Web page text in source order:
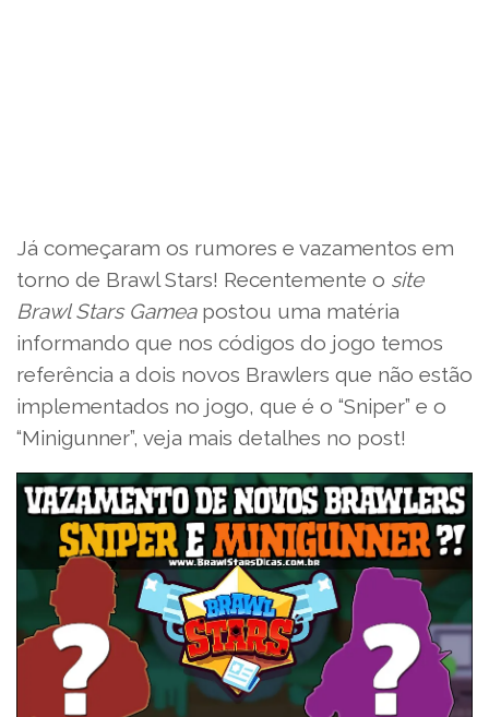
Já começaram os rumores e vazamentos em
torno de Brawl Stars! Recentemente o site
Brawl Stars Gameapostou uma matéria
informando que nos códigos do jogo temos
referência a dois novos Brawlers que não estão
implementados no jogo, que é o “Sniper” e o
“Minigunner”, veja mais detalhes no post!